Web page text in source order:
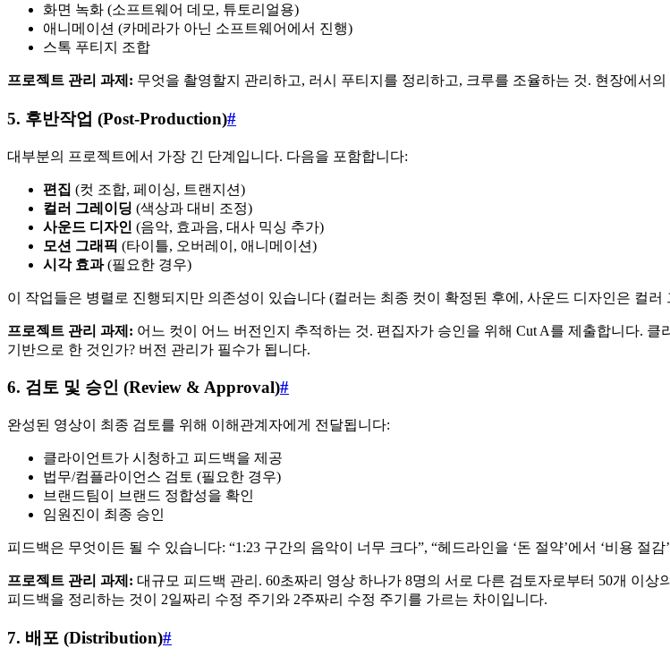
화면 녹화 (소프트웨어 데모, 튜토리얼용)
애니메이션 (카메라가 아닌 소프트웨어에서 진행)
스톡 푸티지 조합
프로젝트 관리 과제: 무엇을 촬영할지 관리하고, 러시 푸티지를 정리하고, 크루를 조율하는 것. 현장에서
5. 후반작업 (Post-Production)#
대부분의 프로젝트에서 가장 긴 단계입니다. 다음을 포함합니다:
편집 (컷 조합, 페이싱, 트랜지션)
컬러 그레이딩 (색상과 대비 조정)
사운드 디자인 (음악, 효과음, 대사 믹싱 추가)
모션 그래픽 (타이틀, 오버레이, 애니메이션)
시각 효과(필요한 경우)
이 작업들은 병렬로 진행되지만 의존성이 있습니다 (컬러는 최종 컷이 확정된 후에, 사운드 디자인은 컬러
프로젝트 관리 과제: 어느 컷이 어느 버전인지 추적하는 것. 편집자가 승인을 위해 Cut A를 제출합니다.
기반으로 한 것인가? 버전 관리가 필수가 됩니다.
6. 검토 및 승인 (Review & Approval)#
완성된 영상이 최종 검토를 위해 이해관계자에게 전달됩니다:
클라이언트가 시청하고 피드백을 제공
법무/컴플라이언스 검토 (필요한 경우)
브랜드팀이 브랜드 정합성을 확인
임원진이 최종 승인
피드백은 무엇이든 될 수 있습니다: “1:23 구간의 음악이 너무 크다”, “헤드라인을 ‘돈 절약’에서 ‘비용 절
프로젝트 관리 과제: 대규모 피드백 관리. 60초짜리 영상 하나가 8명의 서로 다른 검토자로부터 50개 이
피드백을 정리하는 것이 2일짜리 수정 주기와 2주짜리 수정 주기를 가르는 차이입니다.
7. 배포 (Distribution)#